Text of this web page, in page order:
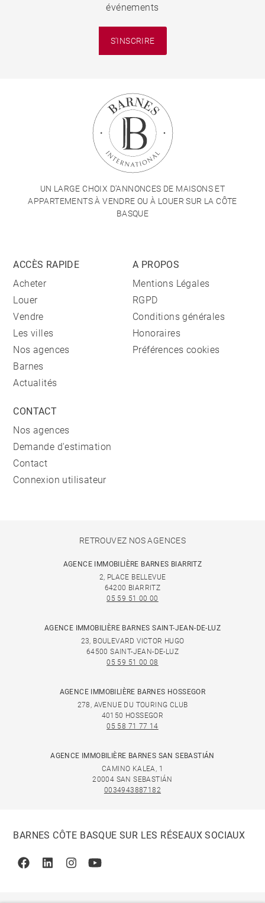
événements
S'INSCRIRE
UN LARGE CHOIX D'ANNONCES DE MAISONS ET
APPARTEMENTS À VENDRE OU À LOUER SUR LA CÔTE
BASQUE
ACCÈS RAPIDE
Acheter
Louer
Vendre
Les villes
Nos agences
Barnes
Actualités
A PROPOS
Mentions Légales
RGPD
Conditions générales
Honoraires
Préférences cookies
CONTACT
Nos agences
Demande d'estimation
Contact
Connexion utilisateur
RETROUVEZ NOS AGENCES
AGENCE IMMOBILIÈRE BARNES BIARRITZ
2, PLACE BELLEVUE
64200 BIARRITZ
05 59 51 00 00
AGENCE IMMOBILIÈRE BARNES SAINT-JEAN-DE-LUZ
23, BOULEVARD VICTOR HUGO
64500 SAINT-JEAN-DE-LUZ
05 59 51 00 08
AGENCE IMMOBILIÈRE BARNES HOSSEGOR
278, AVENUE DU TOURING CLUB
40150 HOSSEGOR
05 58 71 77 14
AGENCE IMMOBILIÈRE BARNES SAN SEBASTIÁN
CAMINO KALEA, 1
20004 SAN SEBASTIÁN
0034943887182
BARNES CÔTE BASQUE SUR LES RÉSEAUX SOCIAUX
FacebookLinkedinInstagramYoutube